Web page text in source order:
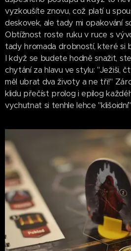
vyzkoušíte znovu, což platí u
deskovek, ale tady mi opakování
Obtížnost roste ruku v ruce s
tady hromada drobností, které si
I když se budete hodně snažit,
chytání za hlavu ve stylu: "Ježiši,
měl ubrat dva životy a ne tři!"
klidu přečíst prolog i epilog
vychutnat si tenhle lehce